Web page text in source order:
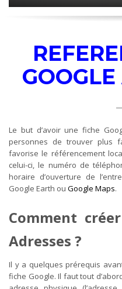
Le but d’avoir une fiche
personnes de trouver plus
favorise le référencement
celui-ci, le numéro de
horaire d’ouverture de
Google Earth ou Google Maps.
Comment
Adresses ?
Il y a quelques prérequis
fiche Google. Il faut tout